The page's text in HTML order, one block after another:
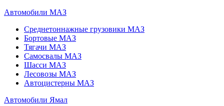
Автомобили МАЗ
Среднетоннажные грузовики МАЗ
Бортовые МАЗ
Тягачи МАЗ
Самосвалы МАЗ
Шасси МАЗ
Лесовозы МАЗ
Автоцистерны МАЗ
Автомобили Ямал